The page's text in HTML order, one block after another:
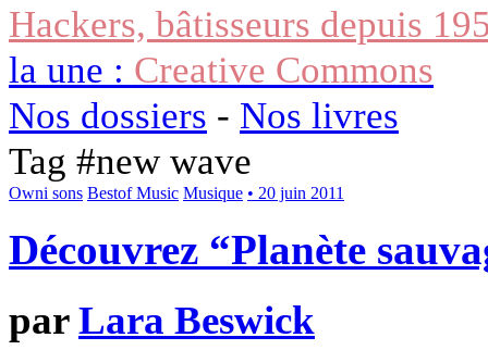
Hackers, bâtisseurs depuis
la une : Creative Commons
Nos dossiers - Nos livres
Tag #new wave
Owni sons Bestof Music Musique • 20 juin 2011
Découvrez “Planète
parLara Beswick